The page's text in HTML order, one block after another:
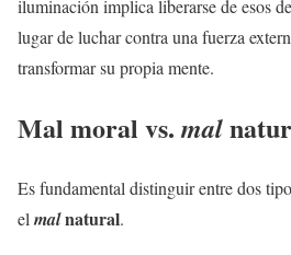
iluminación implica liberarse de esos
lugar de luchar contra una fuerza
transformar su propia mente.
Mal moral vs.mal
Es fundamental distinguir entre dos
el malnatural.